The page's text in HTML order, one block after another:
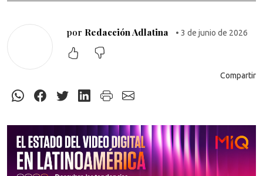
por Redacción Adlatina • 3 de junio de 2026
Compartir